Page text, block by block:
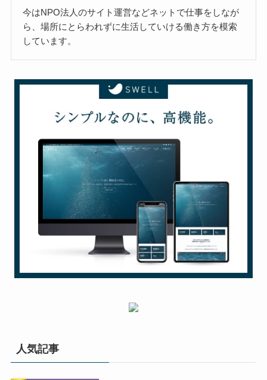
今はNPO法人のサイト運営などネットで仕事をしなが
ら、場所にとらわれずに生活していける働き方を模索
しています。
人気記事